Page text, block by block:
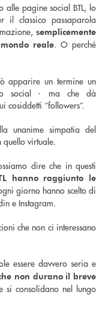
alle pagine social BTL, lo
il classico passaparola
semplicemente
reale. O perché
apparire un termine un
social - ma che dà
cosiddetti “followers”.
unanime simpatia del
virtuale.
dire che in questi
hanno raggiunto le
giorno hanno scelto di
e Instagram.
che non ci interessano
essere davvero seria e
non durano il breve
si consolidano nel lungo